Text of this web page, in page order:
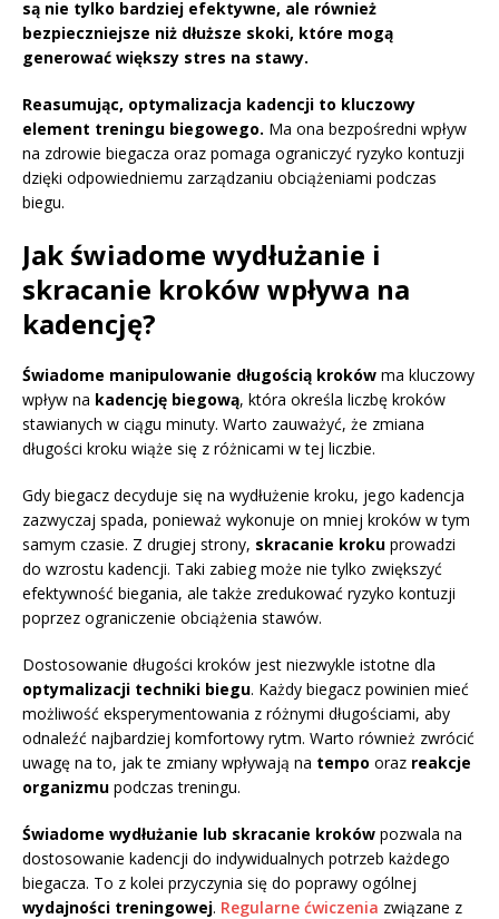
są nie tylko bardziej efektywne, ale również
bezpieczniejsze niż dłuższe skoki, które mogą
generować większy stres na stawy.
Reasumując, optymalizacja kadencji to kluczowy
element treningu biegowego. Ma ona bezpośredni wpływ
na zdrowie biegacza oraz pomaga ograniczyć ryzyko kontuzji
dzięki odpowiedniemu zarządzaniu obciążeniami podczas
biegu.
Jak świadome wydłużanie i
skracanie kroków wpływa na
kadencję?
Świadome manipulowanie długością kroków ma kluczowy
wpływ na kadencję biegową, która określa liczbę kroków
stawianych w ciągu minuty. Warto zauważyć, że zmiana
długości kroku wiąże się z różnicami w tej liczbie.
Gdy biegacz decyduje się na wydłużenie kroku, jego kadencja
zazwyczaj spada, ponieważ wykonuje on mniej kroków w tym
samym czasie. Z drugiej strony, skracanie kroku prowadzi
do wzrostu kadencji. Taki zabieg może nie tylko zwiększyć
efektywność biegania, ale także zredukować ryzyko kontuzji
poprzez ograniczenie obciążenia stawów.
Dostosowanie długości kroków jest niezwykle istotne dla
optymalizacji techniki biegu. Każdy biegacz powinien mieć
możliwość eksperymentowania z różnymi długościami, aby
odnaleźć najbardziej komfortowy rytm. Warto również zwrócić
uwagę na to, jak te zmiany wpływają na tempo oraz reakcje
organizmu podczas treningu.
Świadome wydłużanie lub skracanie kroków pozwala na
dostosowanie kadencji do indywidualnych potrzeb każdego
biegacza. To z kolei przyczynia się do poprawy ogólnej
wydajności treningowej. Regularne ćwiczenia związane z